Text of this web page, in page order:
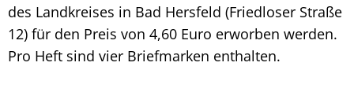
des Landkreises in Bad Hersfeld (Friedloser Straße
12) für den Preis von 4,60 Euro erworben werden.
Pro Heft sind vier Briefmarken enthalten.